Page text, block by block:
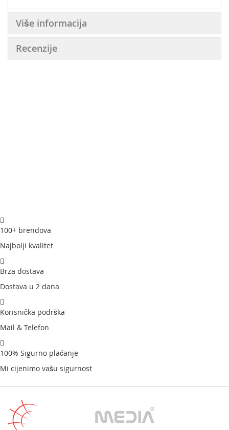
Više informacija
Recenzije
100+ brendova
Najbolji kvalitet
Brza dostava
Dostava u 2 dana
Korisnička podrška
Mail & Telefon
100% Sigurno plaćanje
Mi cijenimo vašu sigurnost